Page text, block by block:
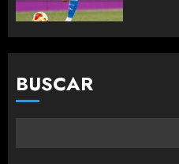
BUSCAR